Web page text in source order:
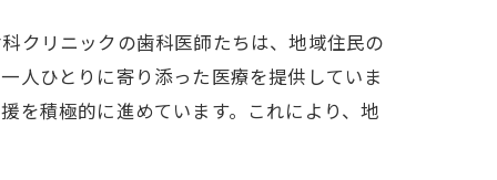
クリニックの歯科医師たちは、地域住民の
人ひとりに寄り添った医療を提供していま
を積極的に進めています。これにより、地